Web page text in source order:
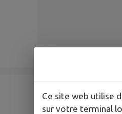
Ce site web utilise
sur votre terminal